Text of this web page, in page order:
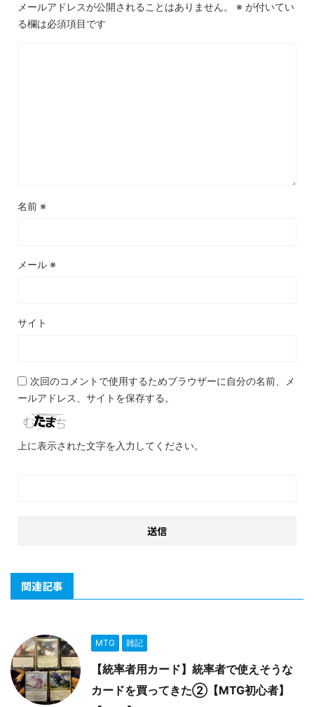
メールアドレスが公開されることはありません。 ※ が付いてい
る欄は必須項目です
名前 ※
メール ※
サイト
次回のコメントで使用するためブラウザーに自分の名前、メ
ールアドレス、サイトを保存する。
上に表示された文字を入力してください。
関連記事
MTG 雑記
【統率者用カード】統率者で使えそうな
カードを買ってきた②【MTG初心者】